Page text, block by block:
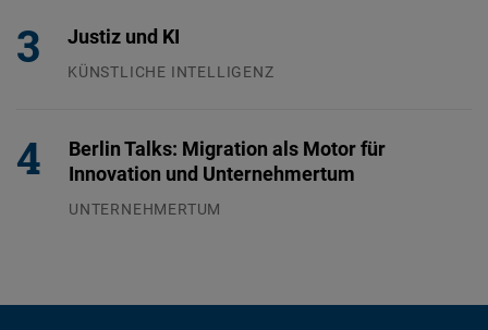
Justiz und KI
KÜNSTLICHE INTELLIGENZ
Berlin Talks: Migration als Motor für
Innovation und Unternehmertum
UNTERNEHMERTUM